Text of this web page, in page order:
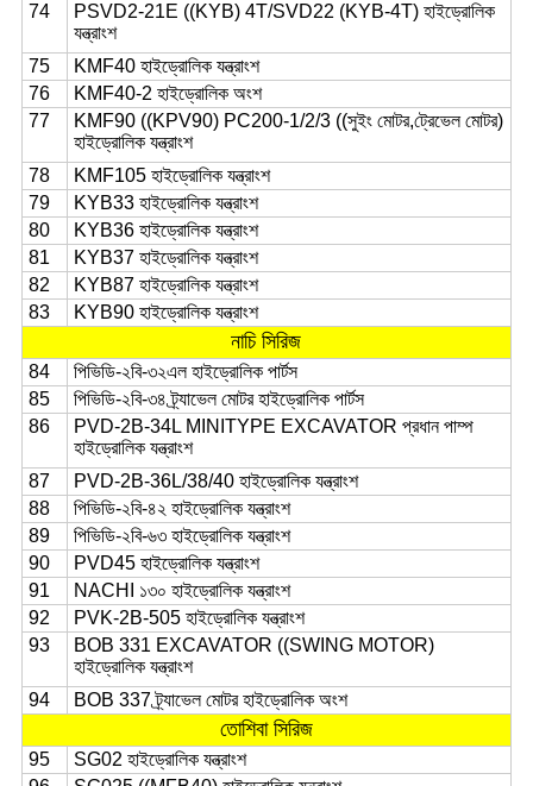
74
PSVD2-21E ((KYB) 4T/SVD22 (KYB-4T) হাইড্রোলিক
যন্ত্রাংশ
75
KMF40 হাইড্রোলিক যন্ত্রাংশ
76
KMF40-2 হাইড্রোলিক অংশ
77
KMF90 ((KPV90) PC200-1/2/3 ((সুইং মোটর,ট্রেভেল মোটর)
হাইড্রোলিক যন্ত্রাংশ
78
KMF105 হাইড্রোলিক যন্ত্রাংশ
79
KYB33 হাইড্রোলিক যন্ত্রাংশ
80
KYB36 হাইড্রোলিক যন্ত্রাংশ
81
KYB37 হাইড্রোলিক যন্ত্রাংশ
82
KYB87 হাইড্রোলিক যন্ত্রাংশ
83
KYB90 হাইড্রোলিক যন্ত্রাংশ
নাচি সিরিজ
84
পিভিডি-২বি-৩২এল হাইড্রোলিক পার্টস
85
পিভিডি-২বি-৩৪ ট্র্যাভেল মোটর হাইড্রোলিক পার্টস
86
PVD-2B-34L MINITYPE EXCAVATOR প্রধান পাম্প
হাইড্রোলিক যন্ত্রাংশ
87
PVD-2B-36L/38/40 হাইড্রোলিক যন্ত্রাংশ
88
পিভিডি-২বি-৪২ হাইড্রোলিক যন্ত্রাংশ
89
পিভিডি-২বি-৬৩ হাইড্রোলিক যন্ত্রাংশ
90
PVD45 হাইড্রোলিক যন্ত্রাংশ
91
NACHI ১৩০ হাইড্রোলিক যন্ত্রাংশ
92
PVK-2B-505 হাইড্রোলিক যন্ত্রাংশ
93
BOB 331 EXCAVATOR ((SWING MOTOR)
হাইড্রোলিক যন্ত্রাংশ
94
BOB 337 ট্র্যাভেল মোটর হাইড্রোলিক অংশ
তোশিবা সিরিজ
95
SG02 হাইড্রোলিক যন্ত্রাংশ